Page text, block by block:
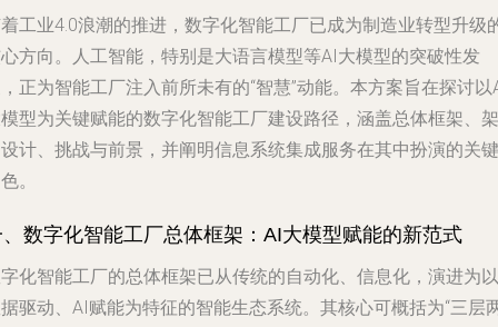
工业4.0浪潮的推进，数字化智能工厂已成为制造业转型升级
方向。人工智能，特别是大语言模型等AI大模型的突破性发
正为智能工厂注入前所未有的“智慧”动能。本方案旨在探讨以
型为关键赋能的数字化智能工厂建设路径，涵盖总体框架、架
计、挑战与前景，并阐明信息系统集成服务在其中扮演的关键
。
数字化智能工厂总体框架：AI大模型赋能的新范式
化智能工厂的总体框架已从传统的自动化、信息化，演进为以
驱动、AI赋能为特征的智能生态系统。其核心可概括为“三层